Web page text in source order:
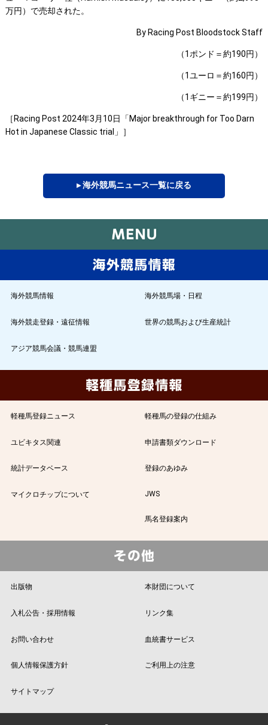
万円）で売却された。
By Racing Post Bloodstock Staff
（1ポンド＝約190円）
（1ユーロ＝約160円）
（1ギニー＝約199円）
［Racing Post 2024年3月10日「Major breakthrough for Too Darn
Hot in Japanese Classic trial」］
▸ 海外競馬ニュース一覧に戻る
海外競馬情報 海外競馬場・日程
海外競走登録・遠征情報 世界の競馬および生産統計
アジア競馬会議・競馬連盟
軽種馬登録ニュース 軽種馬の登録の仕組み
ユビキタス関連 申請書類ダウンロード
統計データベース 登録のあゆみ
マイクロチップについて JWS
馬名登録案内
出版物 本財団について
入札公告・採用情報 リンク集
お問い合わせ 血統書サービス
個人情報保護方針 ご利用上の注意
サイトマップ